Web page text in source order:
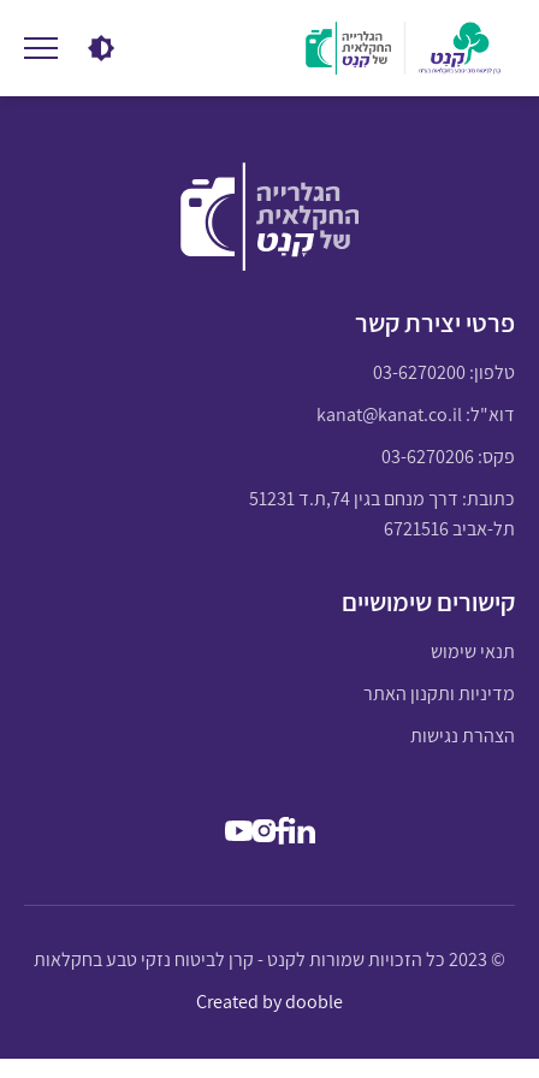
פרטי יצירת קשר
טלפון:03-6270200
דוא"ל:kanat@kanat.co.il
פקס: 03-6270206
כתובת: דרך מנחם בגין 74,ת.ד 51231
תל-אביב 6721516
קישורים שימושיים
תנאי שימוש
מדיניות ותקנון האתר
הצהרת נגישות
© 2023 כל הזכויות שמורות לקנט - קרן לביטוח נזקי טבע בחקלאות
Created by dooble